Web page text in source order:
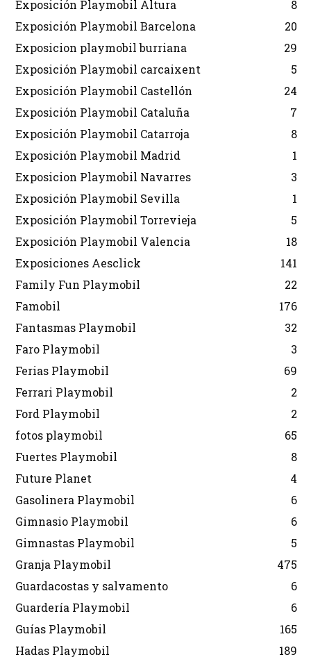
Exposición Playmobil Altura
8
Exposición Playmobil Barcelona
20
Exposicion playmobil burriana
29
Exposición Playmobil carcaixent
5
Exposición Playmobil Castellón
24
Exposición Playmobil Cataluña
7
Exposición Playmobil Catarroja
8
Exposición Playmobil Madrid
1
Exposicion Playmobil Navarres
3
Exposición Playmobil Sevilla
1
Exposición Playmobil Torrevieja
5
Exposición Playmobil Valencia
18
Exposiciones Aesclick
141
Family Fun Playmobil
22
Famobil
176
Fantasmas Playmobil
32
Faro Playmobil
3
Ferias Playmobil
69
Ferrari Playmobil
2
Ford Playmobil
2
fotos playmobil
65
Fuertes Playmobil
8
Future Planet
4
Gasolinera Playmobil
6
Gimnasio Playmobil
6
Gimnastas Playmobil
5
Granja Playmobil
475
Guardacostas y salvamento
6
Guardería Playmobil
6
Guías Playmobil
165
Hadas Playmobil
189